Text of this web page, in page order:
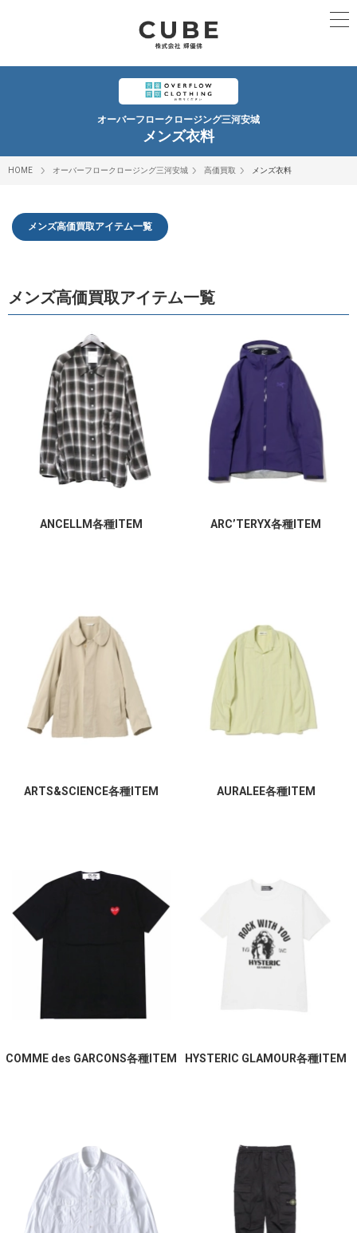
オーバーフロークロージング三河安城
メンズ衣料
HOME オーバーフロークロージング三河安城 高価買取 メンズ衣料
メンズ高価買取アイテム一覧
メンズ高価買取アイテム一覧
ANCELLM各種ITEM ARC’TERYX各種ITEM
ARTS&SCIENCE各種ITEM AURALEE各種ITEM
COMME des GARCONS各種ITEM HYSTERIC GLAMOUR各種ITEM